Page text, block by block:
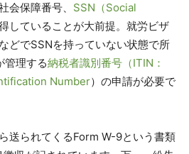
会保障番号、 SSN（Social
していることが大前提。就労ビザ
どでSSNを持っていない状態で所
管理する納税者識別番号（ITIN：
Number）の申請が必要で
送られてくるForm W-9という書類